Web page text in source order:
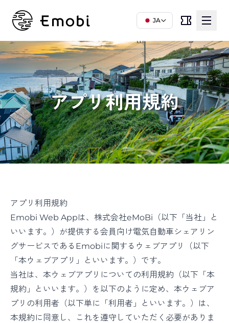
JA
アプリ利用規約
アプリ利用規約
Emobi Web Appは、株式会社eMoBi（以下「当社」と
いいます。）が提供する会員向け電気自動車シェアリン
グサービスであるEmobiに関するウェブアプリ（以下
「本ウェブアプリ」といいます。）です。
当社は、本ウェブアプリについての利用規約（以下「本
規約」といいます。）を以下のように定め、本ウェブア
プリの利用者（以下単に「利用者」といいます。）は、
本規約に同意し、これを遵守していただく必要がありま